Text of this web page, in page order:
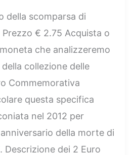
della scomparsa di
Prezzo € 2.75 Acquista o
moneta che analizzeremo
della collezione delle
Commemorativa
questa specifica
nel 2012 per
della morte di
Descrizione dei 2 Euro